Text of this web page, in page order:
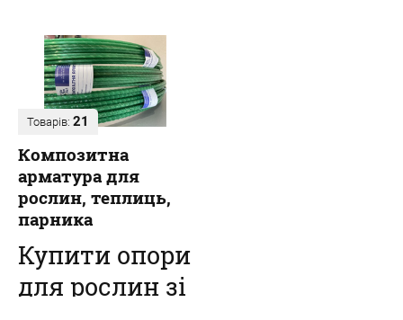
Товарів: 21
Композитна
арматура для
рослин, теплиць,
парника
Купити опори
для рослин зі